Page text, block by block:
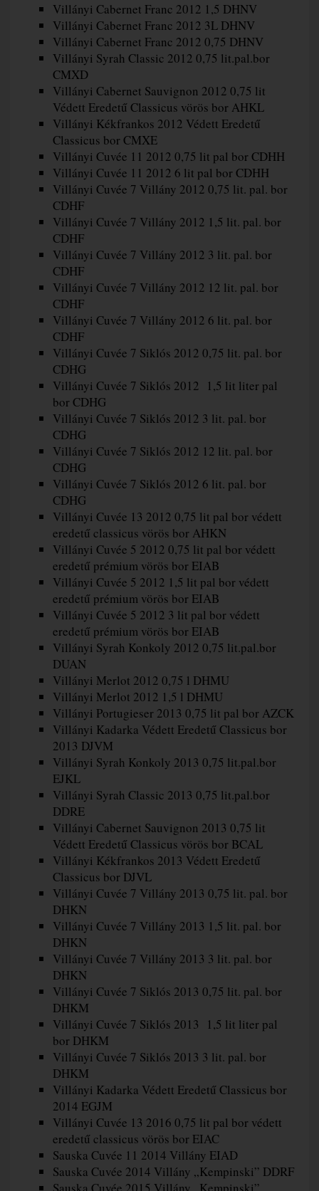
Villányi Cabernet Franc 2012 1,5 DHNV
Villányi Cabernet Franc 2012 3L DHNV
Villányi Cabernet Franc 2012 0,75 DHNV
Villányi Syrah Classic 2012 0,75 lit.pal.bor
CMXD
Villányi Cabernet Sauvignon 2012 0,75 lit
Védett Eredetű Classicus vörös bor AHKL
Villányi Kékfrankos 2012 Védett Eredetű
Classicus bor CMXE
Villányi Cuvée 11 2012 0,75 lit pal bor CDHH
Villányi Cuvée 11 2012 6 lit pal bor CDHH
Villányi Cuvée 7 Villány 2012 0,75 lit. pal. bor
CDHF
Villányi Cuvée 7 Villány 2012 1,5 lit. pal. bor
CDHF
Villányi Cuvée 7 Villány 2012 3 lit. pal. bor
CDHF
Villányi Cuvée 7 Villány 2012 12 lit. pal. bor
CDHF
Villányi Cuvée 7 Villány 2012 6 lit. pal. bor
CDHF
Villányi Cuvée 7 Siklós 2012 0,75 lit. pal. bor
CDHG
Villányi Cuvée 7 Siklós 2012 1,5 lit liter pal
bor CDHG
Villányi Cuvée 7 Siklós 2012 3 lit. pal. bor
CDHG
Villányi Cuvée 7 Siklós 2012 12 lit. pal. bor
CDHG
Villányi Cuvée 7 Siklós 2012 6 lit. pal. bor
CDHG
Villányi Cuvée 13 2012 0,75 lit pal bor védett
eredetű classicus vörös bor AHKN
Villányi Cuvée 5 2012 0,75 lit pal bor védett
eredetű prémium vörös bor EIAB
Villányi Cuvée 5 2012 1,5 lit pal bor védett
eredetű prémium vörös bor EIAB
Villányi Cuvée 5 2012 3 lit pal bor védett
eredetű prémium vörös bor EIAB
Villányi Syrah Konkoly 2012 0,75 lit.pal.bor
DUAN
Villányi Merlot 2012 0,75 l DHMU
Villányi Merlot 2012 1,5 l DHMU
Villányi Portugieser 2013 0,75 lit pal bor AZCK
Villányi Kadarka Védett Eredetű Classicus bor
2013 DJVM
Villányi Syrah Konkoly 2013 0,75 lit.pal.bor
EJKL
Villányi Syrah Classic 2013 0,75 lit.pal.bor
DDRE
Villányi Cabernet Sauvignon 2013 0,75 lit
Védett Eredetű Classicus vörös bor BCAL
Villányi Kékfrankos 2013 Védett Eredetű
Classicus bor DJVL
Villányi Cuvée 7 Villány 2013 0,75 lit. pal. bor
DHKN
Villányi Cuvée 7 Villány 2013 1,5 lit. pal. bor
DHKN
Villányi Cuvée 7 Villány 2013 3 lit. pal. bor
DHKN
Villányi Cuvée 7 Siklós 2013 0,75 lit. pal. bor
DHKM
Villányi Cuvée 7 Siklós 2013 1,5 lit liter pal
bor DHKM
Villányi Cuvée 7 Siklós 2013 3 lit. pal. bor
DHKM
Villányi Kadarka Védett Eredetű Classicus bor
2014 EGJM
Villányi Cuvée 13 2016 0,75 lit pal bor védett
eredetű classicus vörös bor EIAC
Sauska Cuvée 11 2014 Villány EIAD
Sauska Cuvée 2014 Villány „Kempinski” DDRF